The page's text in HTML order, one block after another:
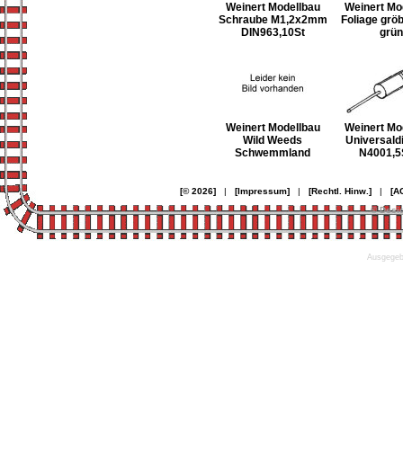
Weinert Modellbau
Schraube M1,2x2mm
DIN963,10St
Weinert
Foliage
grün
Weinert Modellbau
Wild Weeds
Schwemmland
Weinert
[© 2026]| [Impressum]| [Rechtl. Hinw.]|
©